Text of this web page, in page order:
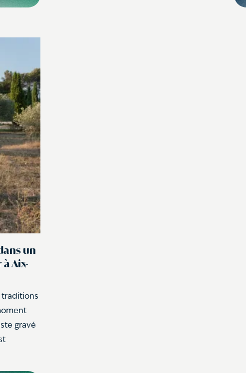
un
Aix-
traditions
gravé